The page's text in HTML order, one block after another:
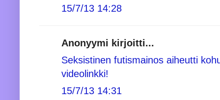
15/7/13 14:28
Anonyymi kirjoitti...
Seksistinen futismainos aiheutti
videolinkki!
15/7/13 14:31